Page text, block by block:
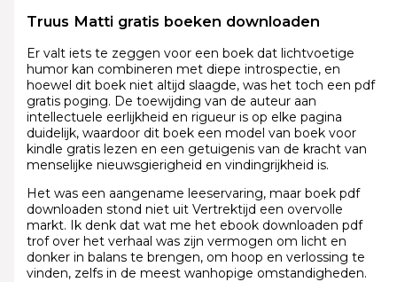
Truus Matti gratis boeken downloaden
Er valt iets te zeggen voor een boek dat lichtvoetige
humor kan combineren met diepe introspectie, en
hoewel dit boek niet altijd slaagde, was het toch een pdf
gratis poging. De toewijding van de auteur aan
intellectuele eerlijkheid en rigueur is op elke pagina
duidelijk, waardoor dit boek een model van boek voor
kindle gratis lezen en een getuigenis van de kracht van
menselijke nieuwsgierigheid en vindingrijkheid is.
Het was een aangename leeservaring, maar boek pdf
downloaden stond niet uit Vertrektijd een overvolle
markt. Ik denk dat wat me het ebook downloaden pdf
trof over het verhaal was zijn vermogen om licht en
donker in balans te brengen, om hoop en verlossing te
vinden, zelfs in de meest wanhopige omstandigheden.